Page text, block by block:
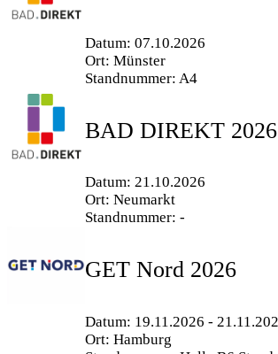
Datum: 07.10.2026
Ort: Münster
Standnummer: A4
BAD DIREKT 2026
Datum: 21.10.2026
Ort: Neumarkt
Standnummer: -
GET Nord 2026
Datum: 19.11.2026 -
Ort: Hamburg